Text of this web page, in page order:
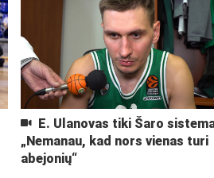
E. Ulanovas tiki Šaro
„Nemanau, kad nors vienas turi
abejonių“